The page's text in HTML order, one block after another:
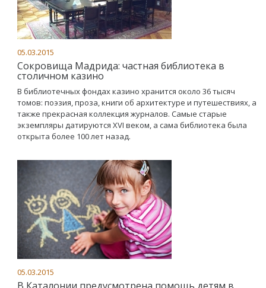
05.03.2015
Сокровища Мадрида: частная библиотека в
столичном казино
В библиотечных фондах казино хранится около 36 тысяч
томов: поэзия, проза, книги об архитектуре и путешествиях, а
также прекрасная коллекция журналов. Самые старые
экземпляры датируются XVI веком, а сама библиотека была
открыта более 100 лет назад.
05.03.2015